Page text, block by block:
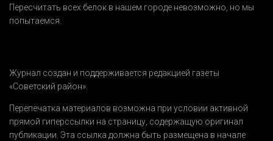
Пересчитать всех белок в нашем городе невозможно, но мы
попытаемся.
Журнал создан и поддерживается редакцией газеты
«Советский район».
Перепечатка материалов возможна при условии активной
прямой гиперссылки на страницу, содержащую оригинал
публикации. Эта ссылка должна быть размещена в начале